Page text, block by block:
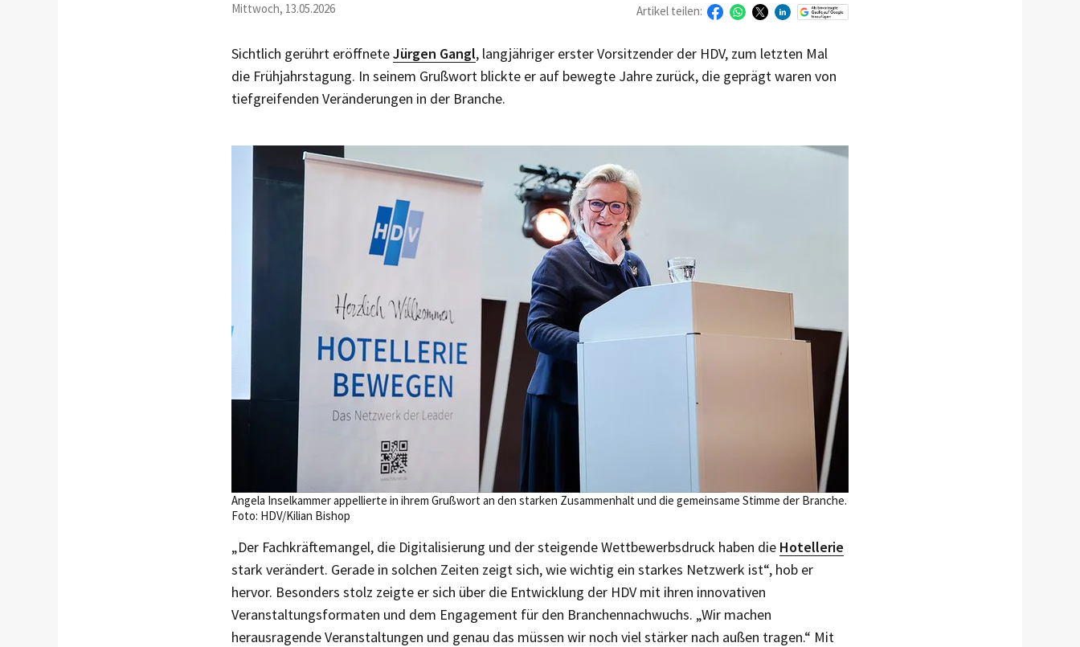
Mittwoch, 13.05.2026 Artikel teilen:
Sichtlich gerührt eröffneteJürgen Gangl, langjähriger erster Vorsitzender der HDV, zum letzten Mal
die Frühjahrstagung. In seinem Grußwort blickte er auf bewegte Jahre zurück, die geprägt waren von
tiefgreifenden Veränderungen in der Branche.
Angela Inselkammer appellierte in ihrem Grußwort an den starken Zusammenhalt und die gemeinsame Stimme der Branche.
Foto: HDV/Kilian Bishop
„Der Fachkräftemangel, die Digitalisierung und der steigende Wettbewerbsdruck haben die Hotellerie
stark verändert. Gerade in solchen Zeiten zeigt sich, wie wichtig ein starkes Netzwerk ist“, hob er
hervor. Besonders stolz zeigte er sich über die Entwicklung der HDV mit ihren innovativen
Veranstaltungsformaten und dem Engagement für den Branchennachwuchs. „Wir machen
herausragende Veranstaltungen und genau das müssen wir noch viel stärker nach außen tragen.“ Mit